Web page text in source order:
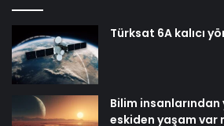
Türksat 6A kalıcı
Bilim
eskiden yaşam var